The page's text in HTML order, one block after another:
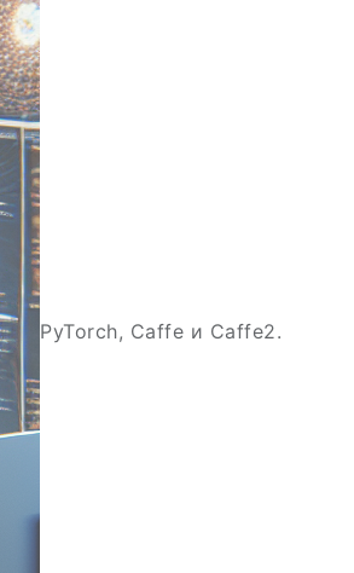
PyTorch, Caffe и Caffe2.